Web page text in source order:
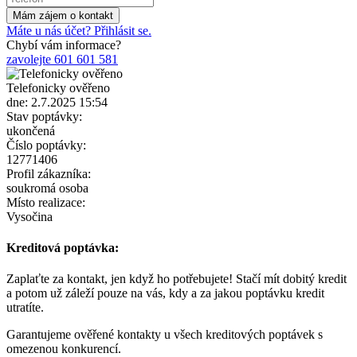
Máte u nás účet? Přihlásit se.
Chybí vám informace?
zavolejte 601 601 581
Telefonicky ověřeno
dne: 2.7.2025 15:54
Stav poptávky:
ukončená
Číslo poptávky:
12771406
Profil zákazníka:
soukromá osoba
Místo realizace:
Vysočina
Kreditová poptávka:
Zaplaťte za kontakt, jen když ho potřebujete! Stačí mít dobitý kredit
a potom už záleží pouze na vás, kdy a za jakou poptávku kredit
utratíte.
Garantujeme ověřené kontakty u všech kreditových poptávek s
omezenou konkurencí.